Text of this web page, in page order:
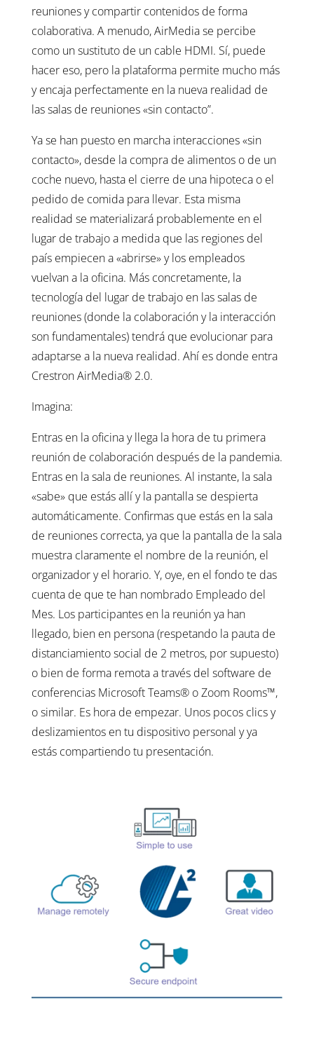
reuniones y compartir contenidos de forma
colaborativa. A menudo, AirMedia se percibe
como un sustituto de un cable HDMI. Sí, puede
hacer eso, pero la plataforma permite mucho más
y encaja perfectamente en la nueva realidad de
las salas de reuniones «sin contacto”.
Ya se han puesto en marcha interacciones «sin
contacto», desde la compra de alimentos o de un
coche nuevo, hasta el cierre de una hipoteca o el
pedido de comida para llevar. Esta misma
realidad se materializará probablemente en el
lugar de trabajo a medida que las regiones del
país empiecen a «abrirse» y los empleados
vuelvan a la oficina. Más concretamente, la
tecnología del lugar de trabajo en las salas de
reuniones (donde la colaboración y la interacción
son fundamentales) tendrá que evolucionar para
adaptarse a la nueva realidad. Ahí es donde entra
Crestron AirMedia® 2.0.
Imagina:
Entras en la oficina y llega la hora de tu primera
reunión de colaboración después de la pandemia.
Entras en la sala de reuniones. Al instante, la sala
«sabe» que estás allí y la pantalla se despierta
automáticamente. Confirmas que estás en la sala
de reuniones correcta, ya que la pantalla de la sala
muestra claramente el nombre de la reunión, el
organizador y el horario. Y, oye, en el fondo te das
cuenta de que te han nombrado Empleado del
Mes. Los participantes en la reunión ya han
llegado, bien en persona (respetando la pauta de
distanciamiento social de 2 metros, por supuesto)
o bien de forma remota a través del software de
conferencias Microsoft Teams® o Zoom Rooms™,
o similar. Es hora de empezar. Unos pocos clics y
deslizamientos en tu dispositivo personal y ya
estás compartiendo tu presentación.